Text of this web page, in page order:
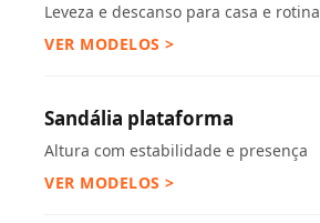
Leveza e descanso para casa e rotina
VER MODELOS >
Sandália plataforma
Altura com estabilidade e presença
VER MODELOS >